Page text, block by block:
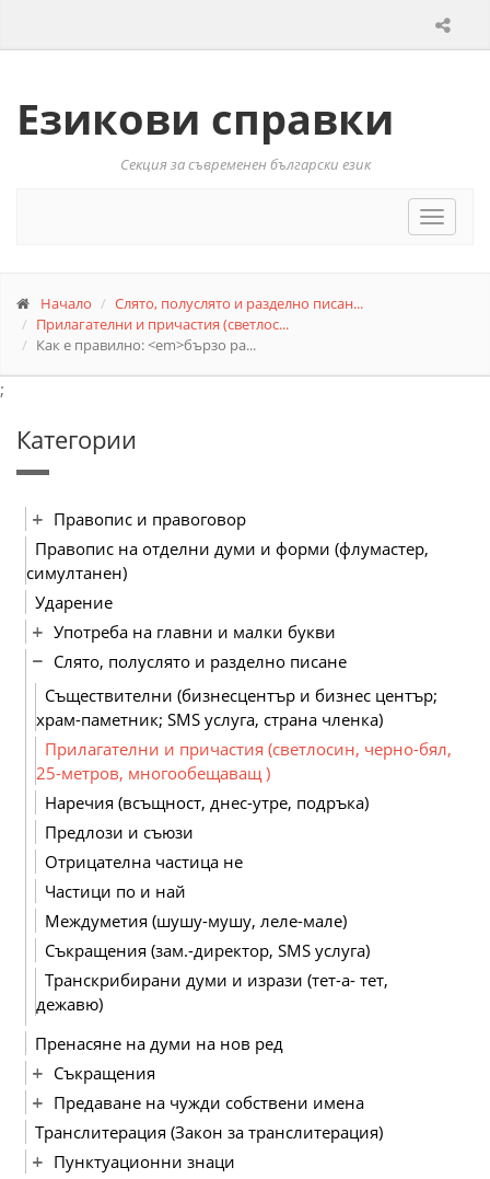
Езикови справки
Секция за съвременен български език
Toggle
Начало
Слято, полуслято и разделно писан...
Прилагателни и причастия (светлос...
Как е правилно: <em>бързо ра...
;
Категории
Правопис и правоговор
Правопис на отделни думи и форми (флумастер,
симултанен)
Ударение
Употреба на главни и малки букви
Слято, полуслято и разделно писане
Съществителни (бизнесцентър и бизнес център;
храм-паметник; SMS услуга, страна членка)
Прилагателни и причастия (светлосин, черно-бял,
25-метров, многообещаващ )
Наречия (всъщност, днес-утре, подръка)
Предлози и съюзи
Отрицателна частица не
Частици по и най
Междуметия (шушу-мушу, леле-мале)
Съкращения (зам.-директор, SMS услуга)
Транскрибирани думи и изрази (тет-а- тет,
дежавю)
Пренасяне на думи на нов ред
Съкращения
Предаване на чужди собствени имена
Транслитерация (Закон за транслитерация)
Пунктуационни знаци